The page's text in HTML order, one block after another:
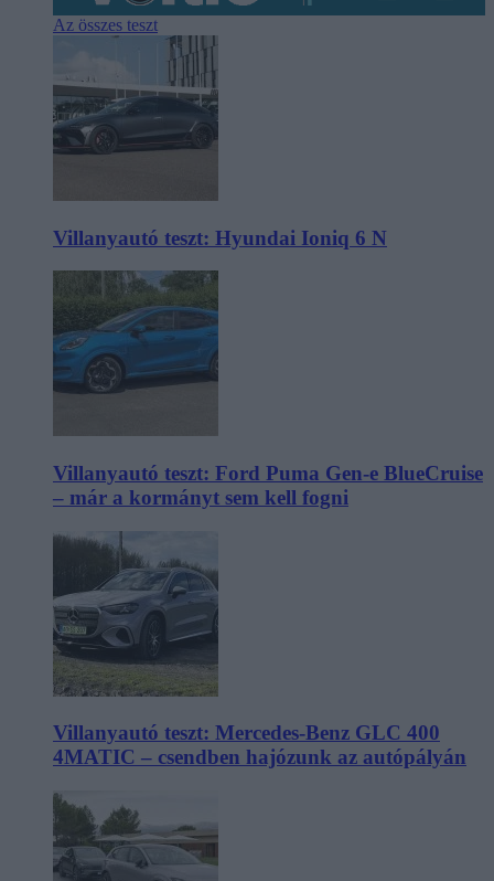
Az összes teszt
Villanyautó teszt: Hyundai Ioniq 6 N
Villanyautó teszt: Ford Puma Gen-e BlueCruise
– már a kormányt sem kell fogni
Villanyautó teszt: Mercedes-Benz GLC 400
4MATIC – csendben hajózunk az autópályán